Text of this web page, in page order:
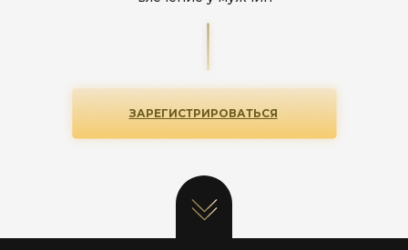
ЗАРЕГИСТРИРОВАТЬСЯ